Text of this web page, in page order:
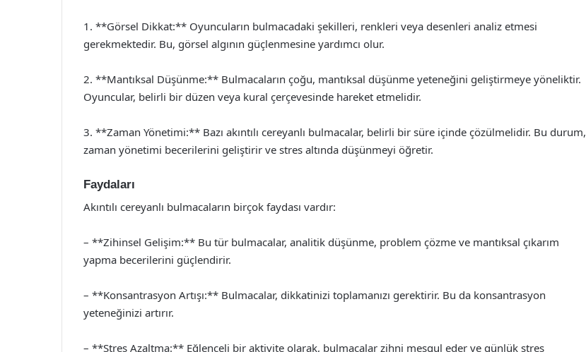
1. **Görsel Dikkat:** Oyuncuların bulmacadaki şekilleri, renkleri veya desenleri analiz etmesi
gerekmektedir. Bu, görsel algının güçlenmesine yardımcı olur.
2. **Mantıksal Düşünme:** Bulmacaların çoğu, mantıksal düşünme yeteneğini geliştirmeye yöneliktir.
Oyuncular, belirli bir düzen veya kural çerçevesinde hareket etmelidir.
3. **Zaman Yönetimi:** Bazı akıntılı cereyanlı bulmacalar, belirli bir süre içinde çözülmelidir. Bu durum,
zaman yönetimi becerilerini geliştirir ve stres altında düşünmeyi öğretir.
Faydaları
Akıntılı cereyanlı bulmacaların birçok faydası vardır:
– **Zihinsel Gelişim:** Bu tür bulmacalar, analitik düşünme, problem çözme ve mantıksal çıkarım
yapma becerilerini güçlendirir.
– **Konsantrasyon Artışı:** Bulmacalar, dikkatinizi toplamanızı gerektirir. Bu da konsantrasyon
yeteneğinizi artırır.
– **Stres Azaltma:** Eğlenceli bir aktivite olarak, bulmacalar zihni meşgul eder ve günlük stres